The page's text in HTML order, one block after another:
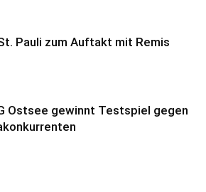
Pauli zum Auftakt mit Remis
Ostsee gewinnt Testspiel gegen